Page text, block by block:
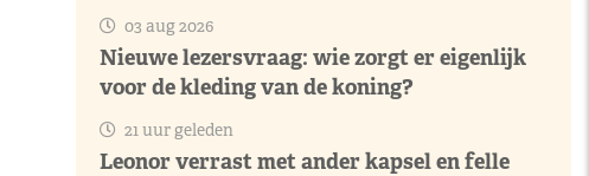
03 aug 2026
Nieuwe lezersvraag: wie zorgt er eigenlijk
voor de kleding van de koning?
21 uur geleden
Leonor verrast met ander kapsel en felle